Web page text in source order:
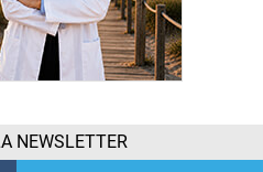
NEWSLETTER